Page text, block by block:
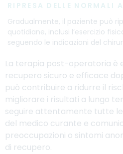
RIPRESA DELLE NORMALI
Gradualmente, il paziente può
quotidiane, inclusi l’esercizio
seguendo le indicazioni del
La terapia post-operatoria è
recupero sicuro e efficace
può contribuire a ridurre il
migliorare i risultati a lungo
seguire attentamente tutte
del medico curante e
preoccupazioni o sintomi
di recupero.